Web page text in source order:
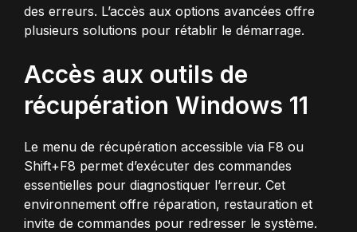
des erreurs. L’accès aux options avancées offre
plusieurs solutions pour rétablir le démarrage.
Accès aux outils de
récupération Windows 11
Le menu de récupération accessible via F8 ou
Shift+F8 permet d’exécuter des commandes
essentielles pour diagnostiquer l’erreur. Cet
environnement offre réparation, restauration et
invite de commandes pour redresser le système.